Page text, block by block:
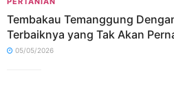
Tembakau Temanggung
Terbaiknya yang Tak Akan
05/05/2026